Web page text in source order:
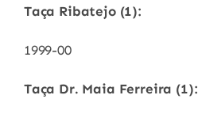
Taça Ribatejo (1):
1999-00
Taça Dr. Maia Ferreira (1):